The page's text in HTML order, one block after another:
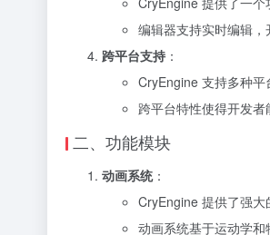
编辑器支持实时编辑，
跨平台支持 ：
CryEngine 支持多种平
跨平台特性使得开发者
二、功能模块
动画系统：
CryEngine 提供了强
动画系统基于运动学和